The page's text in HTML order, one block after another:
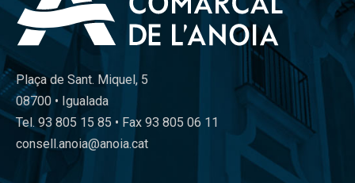
Plaça de Sant. Miquel, 5
08700 • Igualada
Tel. 93 805 15 85 • Fax 93 805 06 11
consell.anoia@anoia.cat